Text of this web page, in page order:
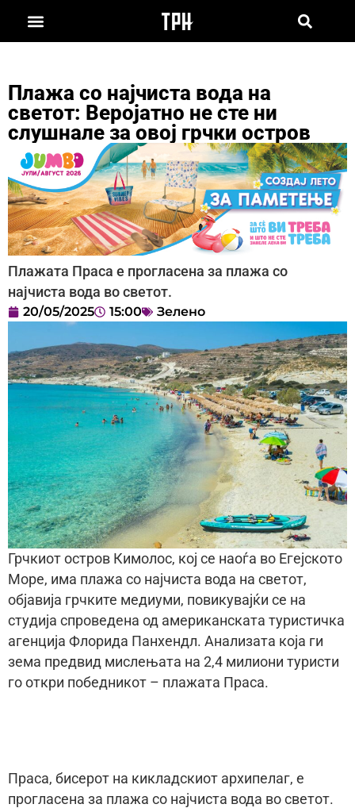
Плажа со најчиста вода на
светот: Веројатно не сте ни
слушнале за овој грчки остров
Плажата Праса е прогласена за плажа со
најчиста вода во светот.
20/05/2025 15:00 Зелено
Грчкиот остров Кимолос, кој се наоѓа во Егејското
Море, има плажа со најчиста вода на светот,
објавија грчките медиуми, повикувајќи се на
студија спроведена од американската туристичка
агенција Флорида Панхендл. Анализата која ги
зема предвид мислењата на 2,4 милиони туристи
го откри победникот – плажата Праса.
Праса, бисерот на кикладскиот архипелаг, е
прогласена за плажа со најчиста вода во светот.